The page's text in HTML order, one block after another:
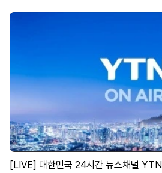
[LIVE] 대한민국 24시간 뉴스채널 YTN